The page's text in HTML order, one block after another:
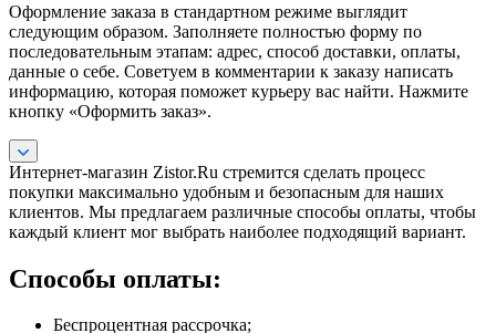
Оформление заказа в стандартном режиме выглядит
следующим образом. Заполняете полностью форму по
последовательным этапам: адрес, способ доставки, оплаты,
данные о себе. Советуем в комментарии к заказу написать
информацию, которая поможет курьеру вас найти. Нажмите
кнопку «Оформить заказ».
Интернет-магазин Zistor.Ru стремится сделать процесс
покупки максимально удобным и безопасным для наших
клиентов. Мы предлагаем различные способы оплаты, чтобы
каждый клиент мог выбрать наиболее подходящий вариант.
Способы оплаты:
Беспроцентная рассрочка;